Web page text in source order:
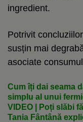
ingredient.
Potrivit
susțin mai
asociate
Cum îți dai seama
simplu al unui
VIDEO | Poți slăbi
Tania Fântână